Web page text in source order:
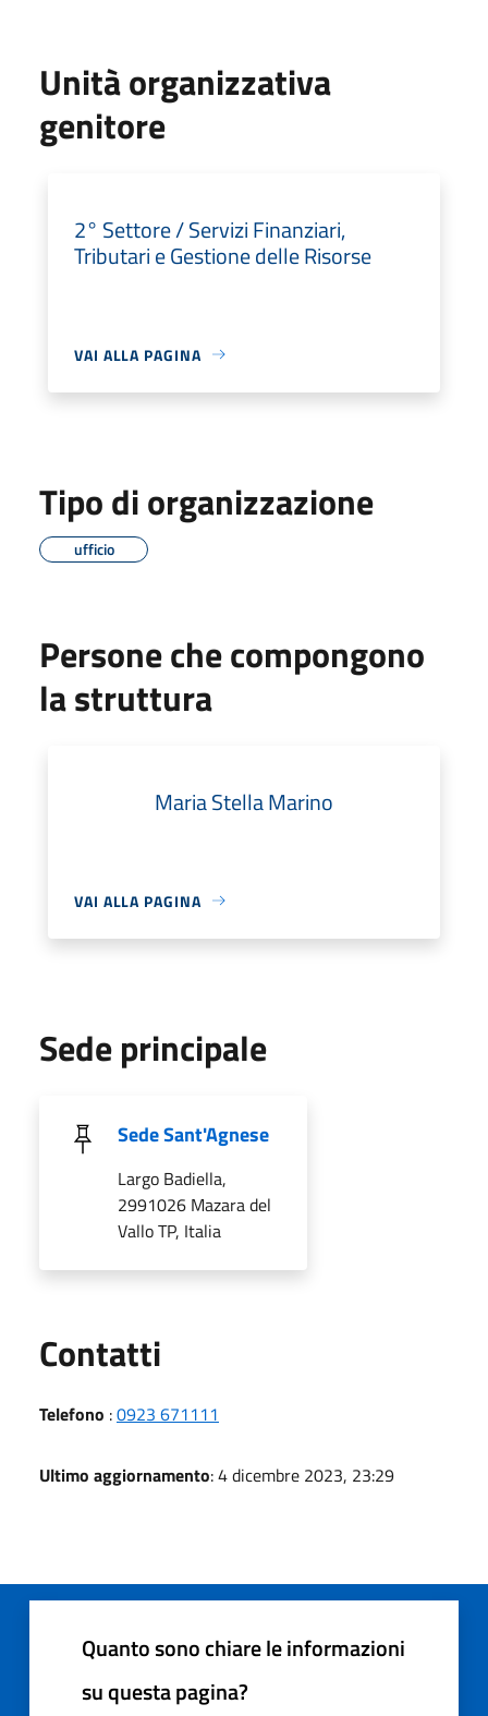
Unità organizzativa
genitore
2° Settore / Servizi Finanziari,
Tributari e Gestione delle Risorse
VAI ALLA PAGINA
Tipo di organizzazione
ufficio
Persone che compongono
la struttura
Maria Stella Marino
VAI ALLA PAGINA
Sede principale
Sede Sant'Agnese
Largo Badiella,
2991026 Mazara del
Vallo TP, Italia
Contatti
Telefono :0923 671111
Ultimo aggiornamento: 4 dicembre 2023, 23:29
Quanto sono chiare le informazioni
su questa pagina?